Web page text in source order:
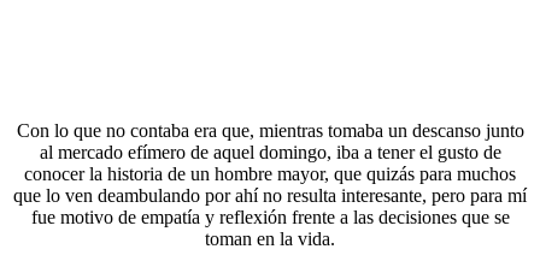
Con lo que no contaba era que, mientras tomaba un descanso junto
al mercado efímero de aquel domingo, iba a tener el gusto de
conocer la historia de un hombre mayor, que quizás para muchos
que lo ven deambulando por ahí no resulta interesante, pero para mí
fue motivo de empatía y reflexión frente a las decisiones que se
toman en la vida.